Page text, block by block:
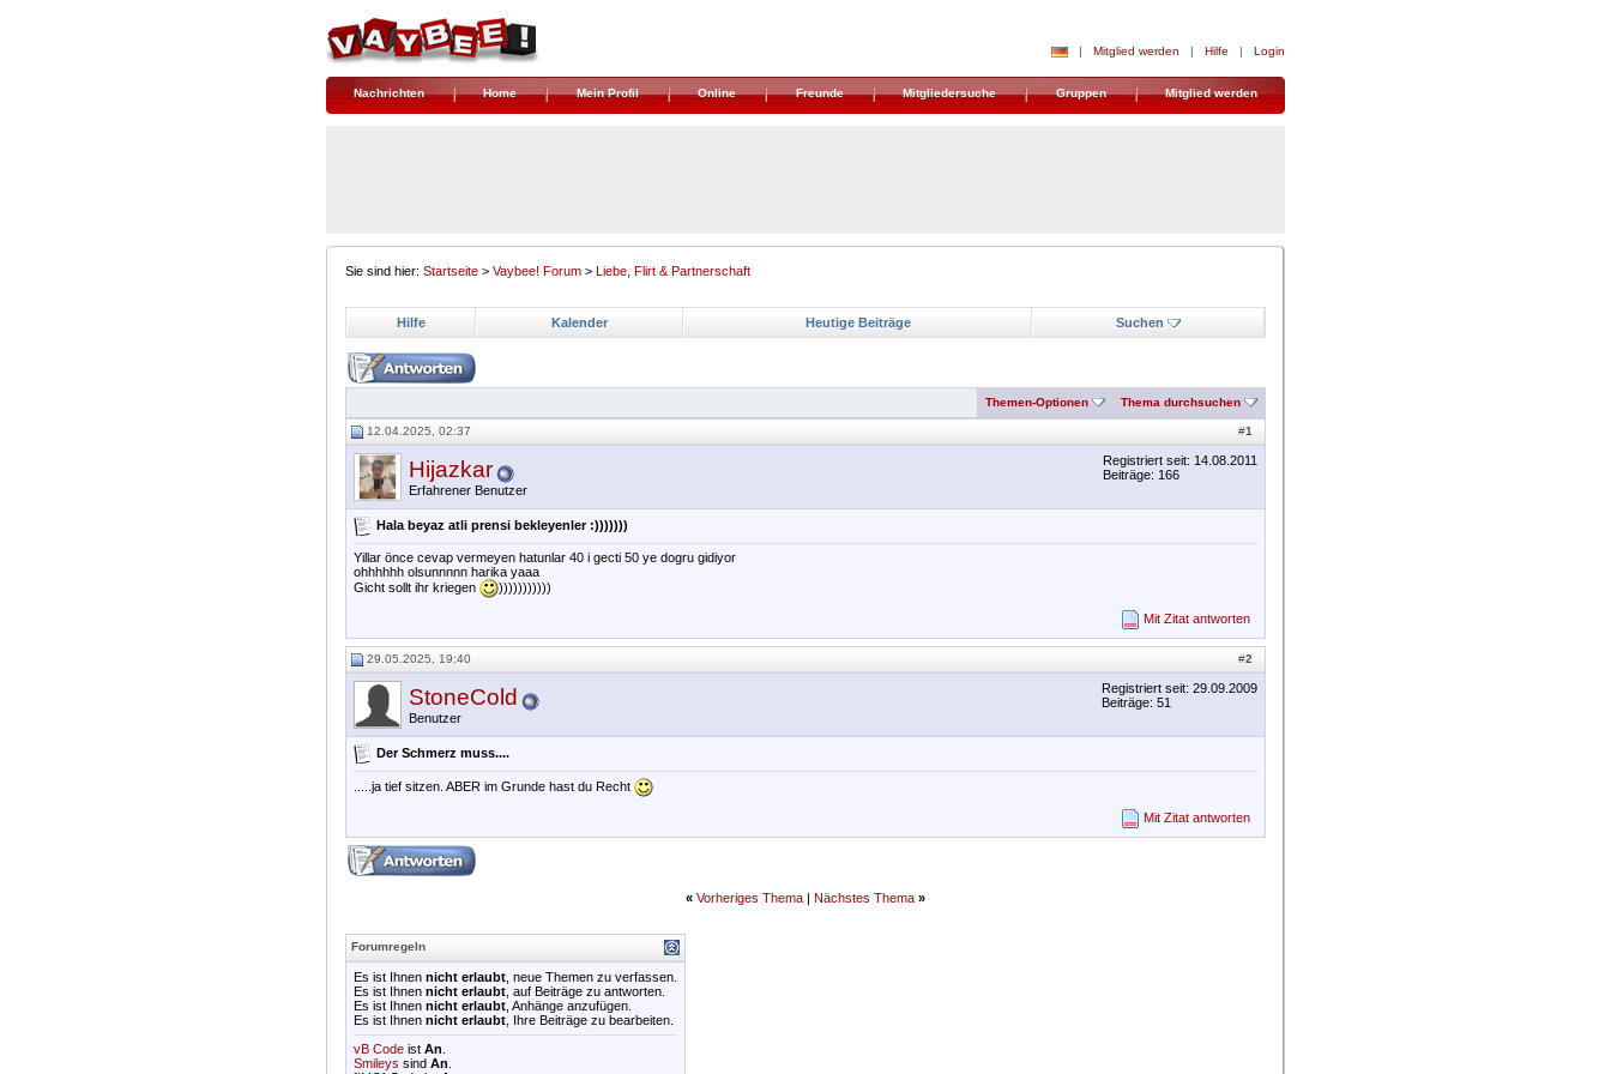
| Mitglied werden | Hilfe | Login
Nachrichten Home Mein Profil Online Freunde Mitgliedersuche Gruppen Mitglied werden
Sie sind hier: Startseite > Vaybee! Forum > Liebe, Flirt & Partnerschaft
Hilfe Kalender Heutige Beiträge Suchen
Themen-Optionen Thema durchsuchen
#1
12.04.2025, 02:37
Hijazkar
Erfahrener Benutzer
Registriert seit: 14.08.2011
Beiträge: 166
Hala beyaz atli prensi bekleyenler :)))))))
Yillar önce cevap vermeyen hatunlar 40 i gecti 50 ye dogru gidiyor
ohhhhhh olsunnnnn harika yaaa
Gicht sollt ihr kriegen
)))))))))))
Mit Zitat antworten
#2
29.05.2025, 19:40
StoneCold
Benutzer
Registriert seit: 29.09.2009
Beiträge: 51
Der Schmerz muss....
.....ja tief sitzen. ABER im Grunde hast du Recht
Mit Zitat antworten
« Vorheriges Thema | Nächstes Thema »
Forumregeln
Es ist Ihnen nicht erlaubt , neue Themen zu verfassen.
Es ist Ihnen nicht erlaubt , auf Beiträge zu antworten.
Es ist Ihnen nicht erlaubt , Anhänge anzufügen.
Es ist Ihnen nicht erlaubt , Ihre Beiträge zu bearbeiten.
vB Code ist An
Smileys sind An